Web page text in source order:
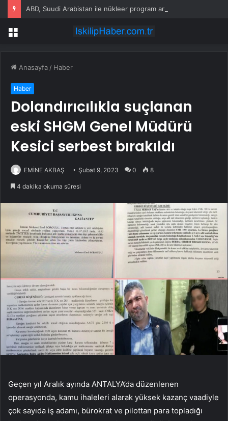
Menü
Anasayfa / Haber
Haber
Dolandırıcılıkla suçlanan
eski SHGM Genel Müdürü
Kesici serbest bırakıldı
EMİNE AKBAŞ Şubat 9, 2023 0 8
4 dakika okuma süresi
Geçen yıl Aralık ayında ANTALYA’da düzenlenen
operasyonda, kamu ihaleleri alarak yüksek kazanç vaadiyle
çok sayıda iş adamı, bürokrat ve pilottan para topladığı